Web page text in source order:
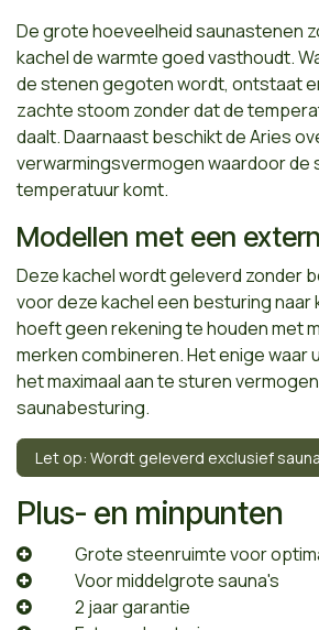
De grote hoeveelheid saunastenen
kachel de warmte goed vasthoudt.
de stenen gegoten wordt, ontstaat
zachte stoom zonder dat de
daalt. Daarnaast beschikt de Aries
verwarmingsvermogen waardoor de
temperatuur komt.
Modellen met een
Deze kachel wordt geleverd zonder
voor deze kachel een besturing naar
hoeft geen rekening te houden met
merken combineren. Het enige waar
het maximaal aan te sturen
saunabesturing.
Let op: Wordt geleverd exclusief
Plus- en minpunten
Grote steenruimte voor
Voor middelgrote sauna's
2 jaar garantie